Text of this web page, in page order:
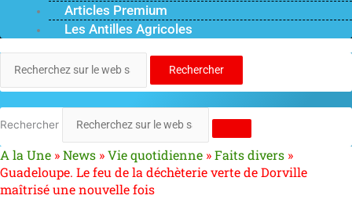
Articles Premium
Les Antilles Agricoles
Rechercher
Rechercher
A la Une »News »Vie quotidienne »Faits divers »
Guadeloupe. Le feu de la déchèterie verte de Dorville
maîtrisé une nouvelle fois